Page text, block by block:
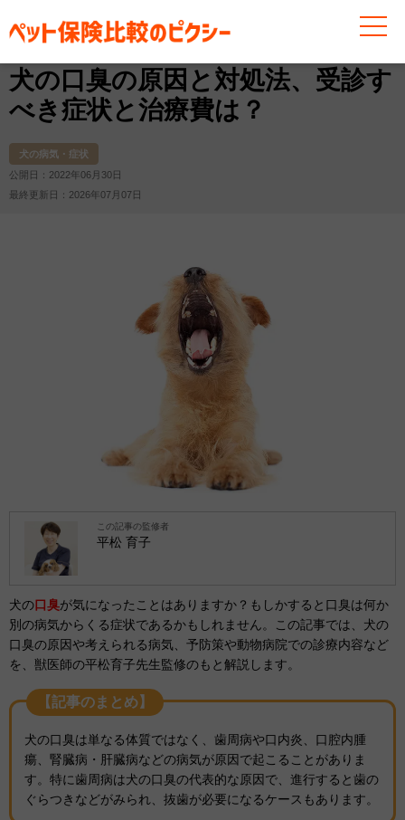
お役立ち情報 犬 犬の病気・症状 犬の口臭の原因
犬の口臭の原因と対処法、受診す
べき症状と治療費は？
犬の病気・症状
公開日：2022年06月30日
最終更新日：2026年07月07日
この記事の監修者
平松 育子
犬の口臭が気になったことはありますか？もしかすると口臭は何か
別の病気からくる症状であるかもしれません。この記事では、犬の
口臭の原因や考えられる病気、予防策や動物病院での診療内容など
を、獣医師の平松育子先生監修のもと解説します。
【記事のまとめ】
犬の口臭は単なる体質ではなく、歯周病や口内炎、口腔内腫
瘍、腎臓病・肝臓病などの病気が原因で起こることがありま
す。特に歯周病は犬の口臭の代表的な原因で、進行すると歯の
ぐらつきなどがみられ、抜歯が必要になるケースもあります。